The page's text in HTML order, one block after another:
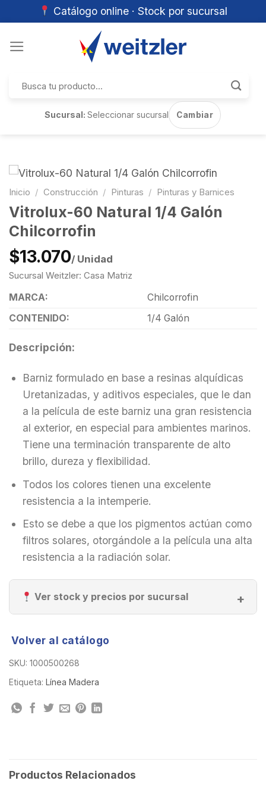
Catálogo online · Stock por sucursal
por:
Sucursal:Seleccionar sucursal Cambiar
Inicio / Construcción / Pinturas / Pinturas y Barnices
Vitrolux-60 Natural 1/4 Galón
Chilcorrofin
$13.070/ Unidad
Sucursal Weitzler: Casa Matriz
MARCA:
Chilcorrofin
CONTENIDO:
1/4 Galón
Descripción:
Barniz formulado en base a resinas alquídicas
Uretanizadas, y aditivos especiales, que le dan
a la película de este barniz una gran resistencia
al exterior, en especial para ambientes marinos.
Tiene una terminación transparente de alto
brillo, dureza y flexibilidad.
Todos los colores tienen una excelente
resistencia a la intemperie.
Esto se debe a que los pigmentos actúan como
filtros solares, otorgándole a la película una alta
resistencia a la radiación solar.
Ver stock y precios por sucursal
Volver al catálogo
SKU: 1000500268
Etiqueta: Línea Madera
Productos Relacionados